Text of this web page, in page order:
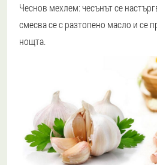
Чеснов мехлем: чесънът се
смесва се с разтопено масло и се
нощта.